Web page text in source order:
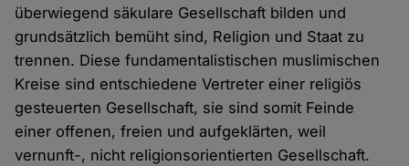
überwiegend säkulare Gesellschaft bilden und
grundsätzlich bemüht sind, Religion und Staat zu
trennen. Diese fundamentalistischen muslimischen
Kreise sind entschiedene Vertreter einer religiös
gesteuerten Gesellschaft, sie sind somit Feinde
einer offenen, freien und aufgeklärten, weil
vernunft-, nicht religionsorientierten Gesellschaft.